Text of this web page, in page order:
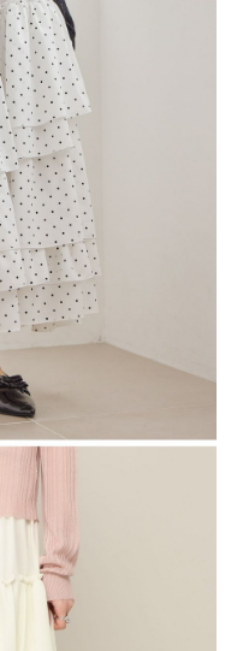
以下簡稱本公司）所提供，讓
，並由商店將買賣／分期付款
帳單繳交帳款。
關係目的，商店將以您的個人
哥大進項蒐集、處理及利用，
認、核對及更正。
oppay.tw/userRule
視為交易完成。
但若您需要取消訂單，請聯絡
視為有效，需透過AFTEE先享
結帳頁面顯示為準，若有關於
問，請聯繫「AFTEE先享後付
support/home
先享後付」服務完成之交
並將交易相關給付款項請求債
址：https://aftee.tw/terms/#terms3
監護人之同意方可使用
起之損失，本公司不負相關責
別帳號之用戶狀況，依本公司即
足之情形，本公司將視審查結果
冊。若發現惡意使用之情形，
使用額度並採取法律行動。
費
費